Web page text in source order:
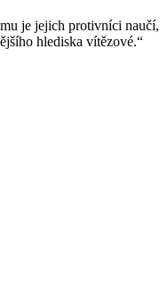
je jejich protivníci naučí,
hlediska vítězové.